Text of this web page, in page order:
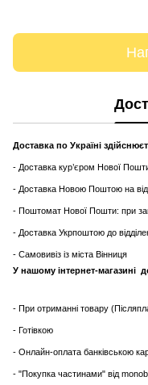
Доставка по Україні
- Доставка кур’єром Нової
- Доставка Новою Поштою на
- Поштомат Нової Пошти: при
- Доставка Укрпоштою до
- Самовивіз із міста Вінниця
У нашому інтернет-магазині
- При отриманні товару
- Готівкою
- Онлайн-оплата банківською
- "Покупка частинами" від